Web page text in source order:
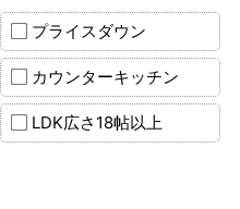
プライスダウン
カウンターキッチン
LDK広さ18帖以上